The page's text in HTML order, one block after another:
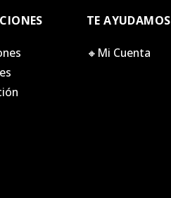
TE AYUDAMOS
🔸Mi Cuenta